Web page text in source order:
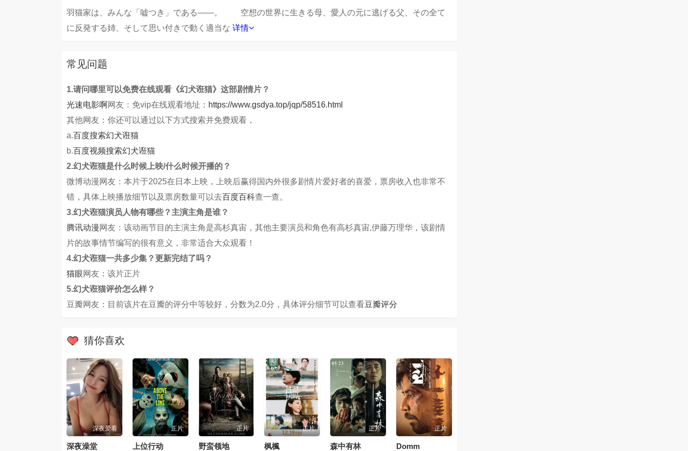
羽猫家は、みんな「嘘つき」である――。 空想の世界に生きる母、愛人の元に逃げる父、その全て
に反発する姉、そして思い付きで動く適当な 详情
常见问题
1.请问哪里可以免费在线观看《幻犬诳猫》这部剧情片？
光速电影啊网友：免vip在线观看地址： https://www.gsdya.top/jqp/58516.html
其他网友：你还可以通过以下方式搜索并免费观看，
a.百度搜索幻犬诳猫
b.百度视频搜索幻犬诳猫
2.幻犬诳猫是什么时候上映/什么时候开播的？
微博动漫网友：本片于2025在日本上映，上映后赢得国内外很多剧情片爱好者的喜爱，票房收入也非常不
错，具体上映播放细节以及票房数量可以去百度百科查一查。
3.幻犬诳猫演员人物有哪些？主演主角是谁？
腾讯动漫网友：该动画节目的主演主角是高杉真宙，其他主要演员和角色有高杉真宙,伊藤万理华，该剧情
片的故事情节编写的很有意义，非常适合大众观看！
4.幻犬诳猫一共多少集？更新完结了吗？
猫眼网友：该片正片
5.幻犬诳猫评价怎么样？
豆瓣网友：目前该片在豆瓣的评分中等较好，分数为2.0分，具体评分细节可以查看豆瓣评分
猜你喜欢
深夜爱看
深夜澡堂
正片
上位行动
正片
野蛮领地
正片
枫楓
正片
森中有林
正片
Domm